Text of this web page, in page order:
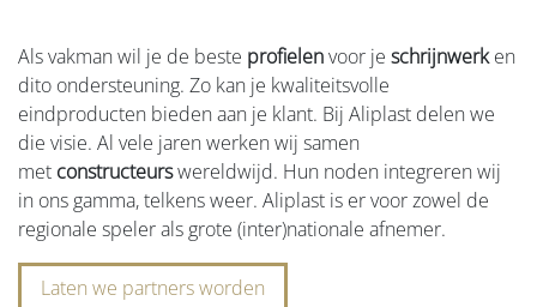
Als vakman wil je de beste profielenvoor je schrijnwerken
dito ondersteuning. Zo kan je kwaliteitsvolle
eindproducten bieden aan je klant. Bij Aliplast delen we
die visie. Al vele jaren werken wij samen
met constructeurswereldwijd. Hun noden integreren wij
in ons gamma, telkens weer. Aliplast is er voor zowel de
regionale speler als grote (inter)nationale afnemer.
Laten we partners worden